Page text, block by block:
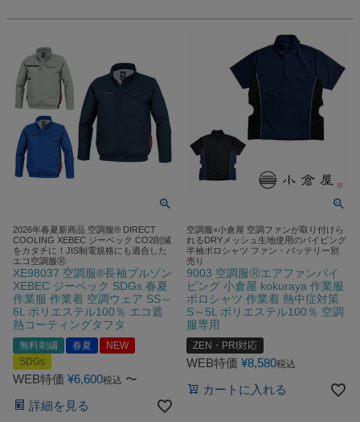
2026年春夏新商品 空調服® DIRECT
COOLING XEBEC ジーベック CO2削減
をカタチに！JIS制電規格にも適合した
エコ空調服Ⓡ
XE98037 空調服®長袖ブルゾン
XEBEC ジーベック SDGs 春夏
作業服 作業着 空調ウェア SS～
6L ポリエステル100％ エコ遮
熱コーティングタフタ
無料刺繍 春夏
NEW
SDGs
WEB特価 ¥6,600税込 〜
詳細を見る
空調服×小倉屋 空調ファンが取り付けら
れるDRYメッシュ生地使用のパイピング
半袖ポロシャツ ファン・バッテリー別
売り
9003 空調服Ⓡエアファンパイ
ピング 小倉屋 kokuraya 作業服
ポロシャツ 作業着 熱中症対策
S～5L ポリエステル100％ 空調
服専用
ZEN・PRI対応
WEB特価 ¥8,580税込
カートに入れる